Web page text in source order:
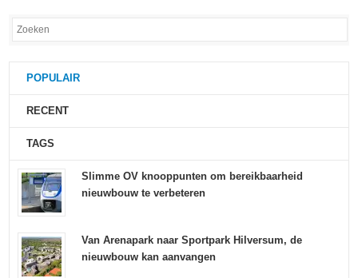
POPULAIR
RECENT
TAGS
Slimme OV knooppunten om bereikbaarheid
nieuwbouw te verbeteren
Van Arenapark naar Sportpark Hilversum, de
nieuwbouw kan aanvangen